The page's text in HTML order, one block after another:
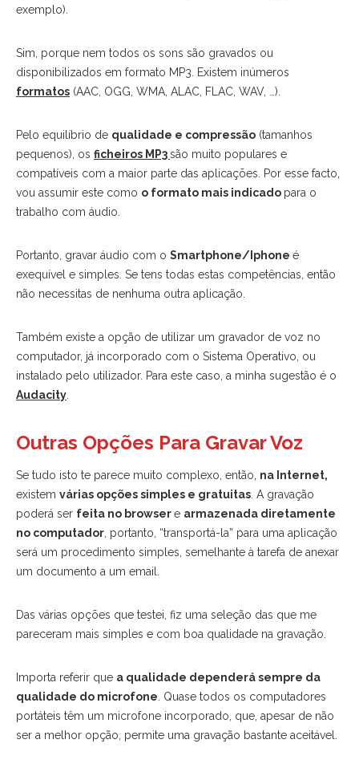
exemplo).
Sim, porque nem todos os sons são gravados ou
disponibilizados em formato MP3. Existem inúmeros
formatos (AAC, OGG, WMA, ALAC, FLAC, WAV, …).
Pelo equilíbrio de qualidade e compressão (tamanhos
pequenos), os ficheiros MP3são muito populares e
compatíveis com a maior parte das aplicações. Por esse facto,
vou assumir este como o formato mais indicado para o
trabalho com áudio.
Portanto, gravar áudio com o Smartphone/Iphone é
exequível e simples. Se tens todas estas competências, então
não necessitas de nenhuma outra aplicação.
Também existe a opção de utilizar um gravador de voz no
computador, já incorporado com o Sistema Operativo, ou
instalado pelo utilizador. Para este caso, a minha sugestão é o
Audacity
Outras Opções Para Gravar Voz
Se tudo isto te parece muito complexo, então, na Internet,
existem várias opções simples e gratuitas . A gravação
poderá ser feita no browsere armazenada diretamente
no computador , portanto, “transportá-la” para uma aplicação
será um procedimento simples, semelhante à tarefa de anexar
um documento a um email.
Das várias opções que testei, fiz uma seleção das que me
pareceram mais simples e com boa qualidade na gravação.
Importa referir que a qualidade dependerá sempre da
qualidade do microfone . Quase todos os computadores
portáteis têm um microfone incorporado, que, apesar de não
ser a melhor opção, permite uma gravação bastante aceitável.